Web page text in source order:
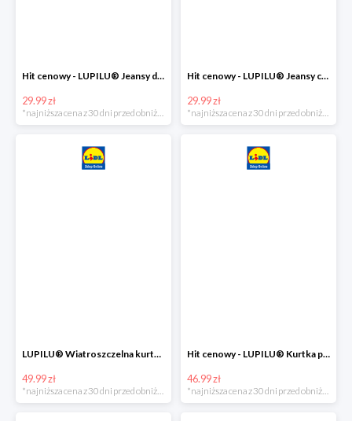
Hit cenowy - LUPILU® Jeansy dziewczęce slim fit
29.99 zł
Hit cenowy - LUPILU® Jeansy chłopięce slim fit
29.99 zł
LUPILU® Wiatroszczelna kurtka dziecięca softshell, 1 sztuka
49.99 zł
Hit cenowy - LUPILU® Kurtka przeciwdeszczowa dziewczęca, 1 sztuka
46.99 zł